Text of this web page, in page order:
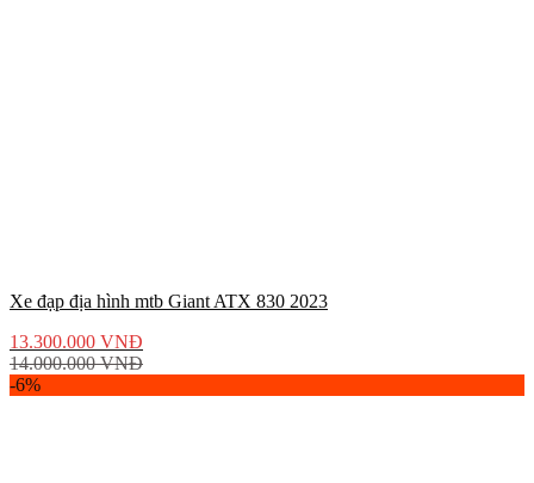
Xe đạp địa hình mtb Giant ATX 830 2023
13.300.000 VNĐ
14.000.000VNĐ
-6%